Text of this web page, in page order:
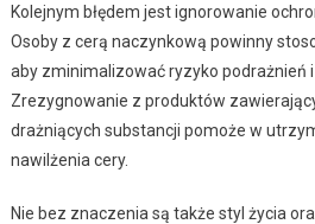
Kolejnym błędem jest ignorowanie
Osoby z cerą naczynkową powinny
aby zminimalizować ryzyko podrażnień
Zrezygnowanie z produktów
drażniących substancji pomoże w
nawilżenia cery.
Nie bez znaczenia są także styl życia